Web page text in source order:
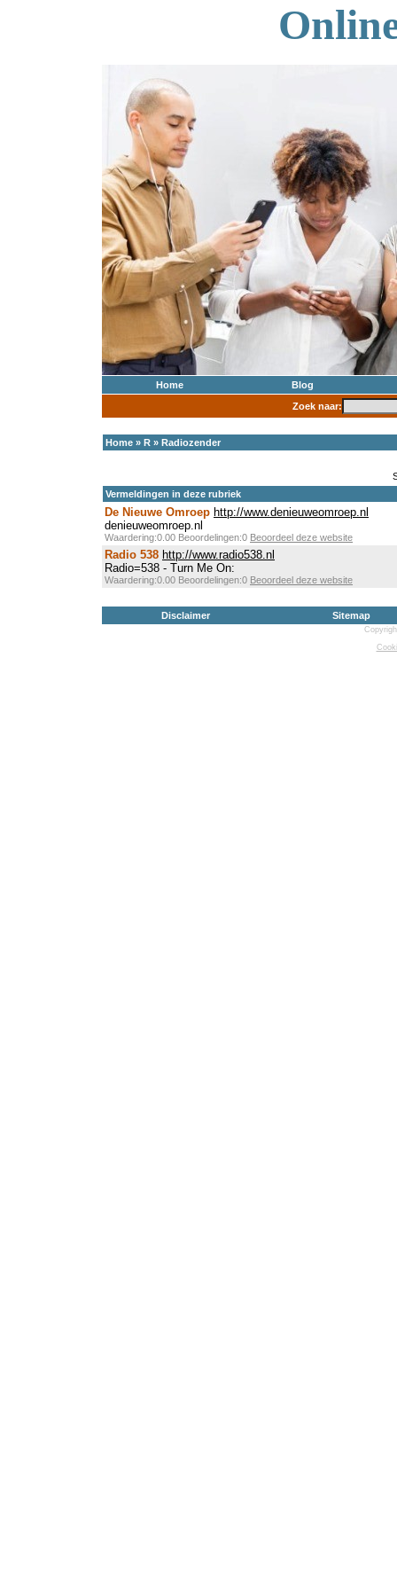
Home
Blog
Zoek naar:
Home » R » Radiozender
Vermeldingen in deze rubriek
De Nieuwe Omroep http://www.denieuweomroep.nl
denieuweomroep.nl
Waardering:0.00 Beoordelingen:0 Beoordeel deze website
Radio 538 http://www.radio538.nl
Radio=538 - Turn Me On:
Waardering:0.00 Beoordelingen:0 Beoordeel deze website
Disclaimer Sitemap